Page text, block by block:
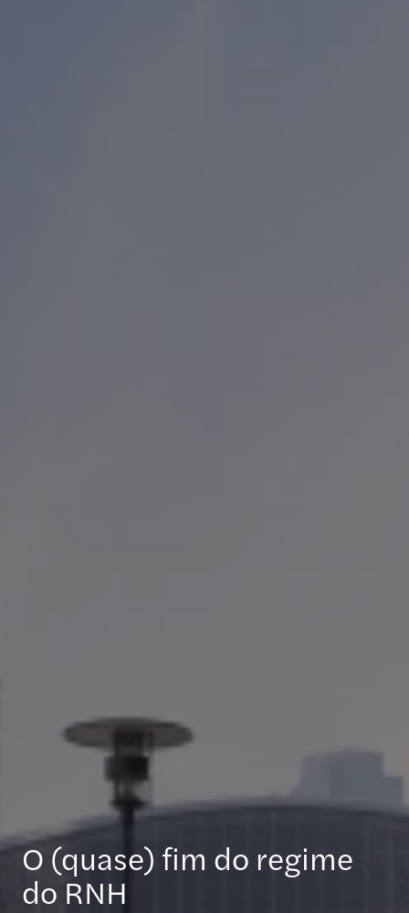
O (quase) fim do regime
do RNH